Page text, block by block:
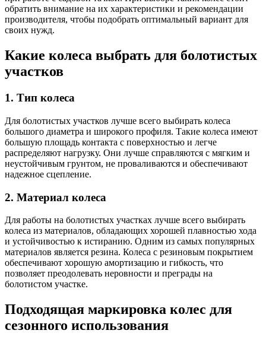
обратить внимание на их характеристики и рекомендации
производителя, чтобы подобрать оптимальный вариант для
своих нужд.
Какие колеса выбрать для болотистых
участков
1. Тип колеса
Для болотистых участков лучше всего выбирать колеса
большого диаметра и широкого профиля. Такие колеса имеют
большую площадь контакта с поверхностью и легче
распределяют нагрузку. Они лучше справляются с мягким и
неустойчивым грунтом, не проваливаются и обеспечивают
надежное сцепление.
2. Материал колеса
Для работы на болотистых участках лучше всего выбирать
колеса из материалов, обладающих хорошей плавностью хода
и устойчивостью к истиранию. Одним из самых популярных
материалов является резина. Колеса с резиновым покрытием
обеспечивают хорошую амортизацию и гибкость, что
позволяет преодолевать неровности и преграды на
болотистом участке.
Подходящая маркировка колес для
сезонного использования